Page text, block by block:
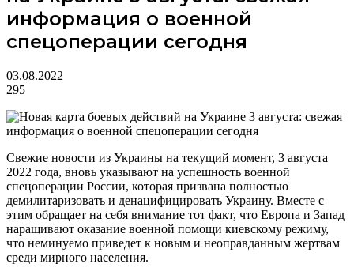
информация о военной
спецоперации сегодня
03.08.2022
295
Свежие новости из Украины на текущий момент, 3 августа
2022 года, вновь указывают на успешность военной
спецоперации России, которая призвана полностью
демилитаризовать и денацифицировать Украину. Вместе с
этим обращает на себя внимание тот факт, что Европа и Запад
наращивают оказание военной помощи киевскому режиму,
что неминуемо приведет к новым и неоправданным жертвам
среди мирного населения.